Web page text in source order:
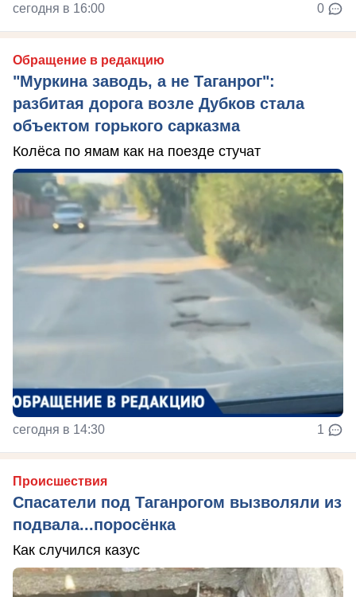
сегодня в 16:00 0
Обращение в редакцию
"Муркина заводь, а не Таганрог":
разбитая дорога возле Дубков стала
объектом горького сарказма
Колёса по ямам как на поезде стучат
сегодня в 14:30 1
Происшествия
Спасатели под Таганрогом вызволяли из
подвала...поросёнка
Как случился казус